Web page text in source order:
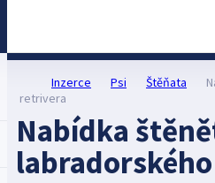
Inzerce Psi Štěňata
retrivera
Nabídka